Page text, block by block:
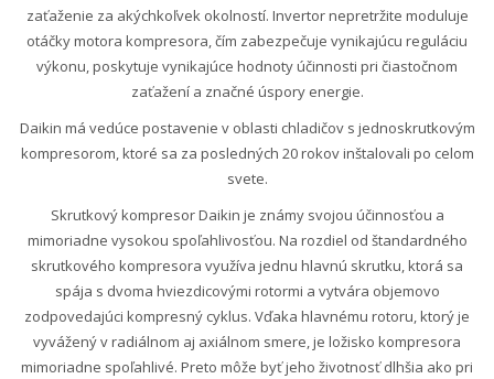
zaťaženie za akýchkoľvek okolností. Invertor nepretržite moduluje
otáčky motora kompresora, čím zabezpečuje vynikajúcu reguláciu
výkonu, poskytuje vynikajúce hodnoty účinnosti pri čiastočnom
zaťažení a značné úspory energie.
Daikin má vedúce postavenie v oblasti chladičov s jednoskrutkovým
kompresorom, ktoré sa za posledných 20 rokov inštalovali po celom
svete.
Skrutkový kompresor Daikin je známy svojou účinnosťou a
mimoriadne vysokou spoľahlivosťou. Na rozdiel od štandardného
skrutkového kompresora využíva jednu hlavnú skrutku, ktorá sa
spája s dvoma hviezdicovými rotormi a vytvára objemovo
zodpovedajúci kompresný cyklus. Vďaka hlavnému rotoru, ktorý je
vyvážený v radiálnom aj axiálnom smere, je ložisko kompresora
mimoriadne spoľahlivé. Preto môže byť jeho životnosť dlhšia ako pri